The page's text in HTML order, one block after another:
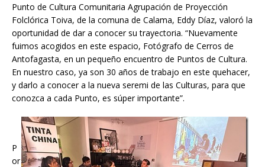
Punto de Cultura Comunitaria Agrupación de Proyección
Folclórica Toiva, de la comuna de Calama, Eddy Díaz, valoró la
oportunidad de dar a conocer su trayectoria. “Nuevamente
fuimos acogidos en este espacio, Fotógrafo de Cerros de
Antofagasta, en un pequeño encuentro de Puntos de Cultura.
En nuestro caso, ya son 30 años de trabajo en este quehacer,
y darlo a conocer a la nueva seremi de las Culturas, para que
conozca a cada Punto, es súper importante”.
P
or